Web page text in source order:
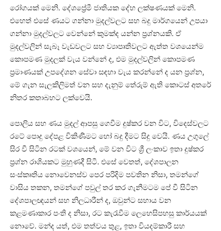
රෝගයක් මෙනි. දේශප්‍රේමී ජාතියක දේහ ලක්ෂණයක් මෙනි.
එහෙත් එසේ ණයට ගන්නා මුදල්වලට සහ බදු මාර්ගයෙන් උපයා
ගන්නා මුදල්වලට වෙන්නේ කුමක්ද යන්න ප්‍රශ්නයකි. ඒ
මුදල්වලින් සැබෑ වැඩවලට සහ ව්‍යාපෘතිවලට ඇත්ත වශයෙන්ම
කොපමණ මුදලක් වැය වන්නේ ද, එම මුදල්වලින් කොපමණ
ප්‍රමාණයක් උපදේශන සේවා සඳහා වැය කරන්නේ ද යන ප්‍රශ්න,
මේ ගැන සැලකිලිමත් වන සහ දැනුම් තේරුම් ඇති කොටස් අතරේ
නිතර කතාබහට ලක්වෙයි.
පොලිය සහ ණය මුදල් ආපසු ගෙවීම දුෂ්කර වන විට, විදෙස්වලට
රටේ පොදු දේපළ විකිණීමට හෝ බදු දීමට සිදු වෙයි. ණය උගුලේ
සිර වී සිටින රටක් වශයෙන්, මේ වන විට ශ්‍රී ලංකාව ඉතා දුෂ්කර
ප්‍රශ්න රාශියකට මුහුණදී සිටී. එසේ වෙතත්, දේශපාලන
සංස්කෘතිය නොවෙනස්ව පෙර පරිදිම පවතින නිසා, තමන්ගේ
වාසිය තකන, තමන්ගේ පවුල් තර කර ගැනීමටම පේ වී සිටින
දේශපාලඥයන් සහ නිලධාරීන් ද, ඔවුන්ට සහාය වන
කළමණාකාර පංති ද නිසා, රට කැරැවීම ලෙහෙසිපහසු කාර්යයක්
නොවේ. මන්ද යත්, එම තත්වය තුළ, ඉතා වියදම්කාරී සහ